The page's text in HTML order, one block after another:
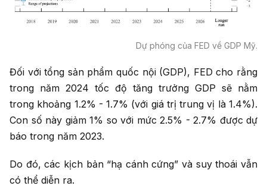
Dự phóng của FED về GDP Mỹ.
Đối với tổng sản phẩm quốc nội (GDP), FED cho rằng
trong năm 2024 tốc độ tăng trưởng GDP sẽ nằm
trong khoảng 1.2% - 1.7% (với giá trị trung vị là 1.4%).
Con số này giảm 1% so với mức 2.5% - 2.7% được dự
báo trong năm 2023.
Do đó, các kịch bản “hạ cánh cứng” và suy thoái vẫn
có thể diễn ra.